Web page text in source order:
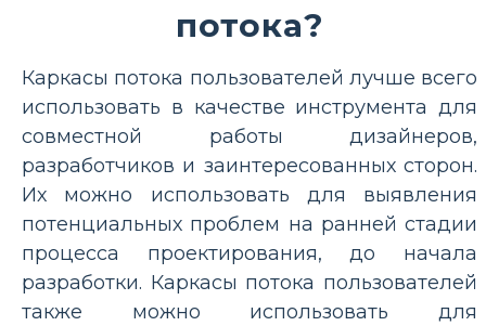
потока?
Каркасы потока пользователей лучше всего
использовать в качестве инструмента для
совместной работы дизайнеров,
разработчиков и заинтересованных сторон.
Их можно использовать для выявления
потенциальных проблем на ранней стадии
процесса проектирования, до начала
разработки. Каркасы потока пользователей
также можно использовать для